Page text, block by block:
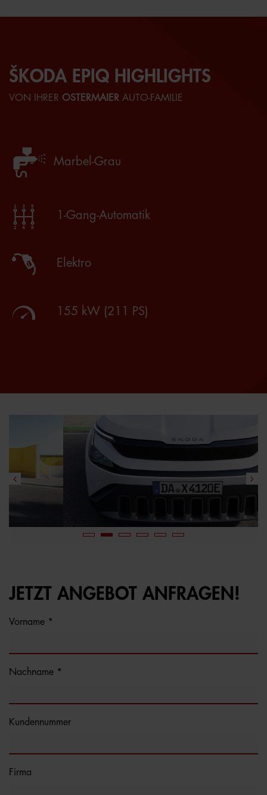
ŠKODA EPIQ HIGHLIGHTS
VON IHRER OSTERMAIER AUTO-FAMILIE
Marbel-Grau
1-Gang-Automatik
Elektro
155 kW (211 PS)
JETZT ANGEBOT ANFRAGEN!
Vorname *
Nachname *
Kundennummer
Firma